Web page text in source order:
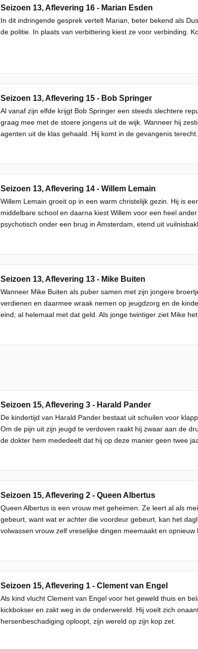
Seizoen 13, Aflevering 16 - Marian Esden
In dit indringende gesprek vertelt Marian, beter bekend als
de politie. In plaats van verbittering kiest ze voor verbinding.
Seizoen 13, Aflevering 15 - Bob Springer
Al vanaf zijn elfde krijgt Bob Springer een steeds slechtere
graag mee met de stoere jongens uit de wijk. Wanneer hij
agenten uit de klas gehaald. Hij komt in de gevangenis terecht...
Seizoen 13, Aflevering 14 - Willem Lemain
Willem Lemain groeit op in een warm christelijk gezin. Hij is
middelbare school en daarna kiest Willem voor een heel
psychotisch onder een brug in Amsterdam, etend uit
Seizoen 13, Aflevering 13 - Mike Buiten
Wanneer Mike Buiten als puber samen met zijn jongere
verdienen en daarmee wraak nemen op jeugdzorg en de
eind; al helemaal met dat geld. Als jonge twintiger ziet Mike het
Seizoen 15, Aflevering 3 - Harald Pander
De kindertijd van Harald Pander bestaat uit schuilen voor
Om de pijn uit zijn jeugd te verdoven raakt hij zwaar aan de
de dokter hem mededeelt dat hij op deze manier geen twee
Seizoen 15, Aflevering 2 - Queen Albertus
Queen Albertus is een vrouw met geheimen. Ze leert al als
gebeurt, want wat er achter die voordeur gebeurt, kan het
volwassen vrouw zelf vreselijke dingen meemaakt en opnieuw
Seizoen 15, Aflevering 1 - Clement van Engel
Als kind vlucht Clement van Engel voor het geweld thuis en
kickbokser en zakt weg in de onderwereld. Hij voelt zich
hersenbeschadiging oploopt, zijn wereld op zijn kop zet.